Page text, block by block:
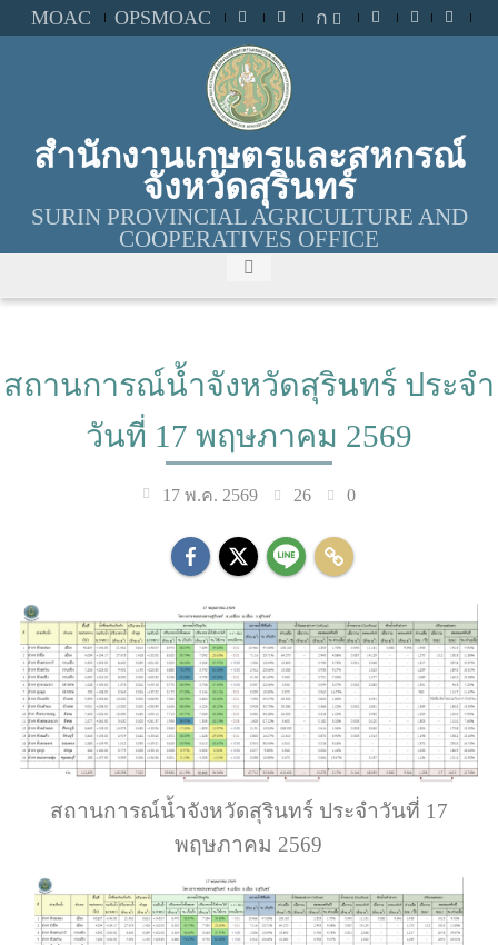
MOAC OPSMOAC ก
สำนักงานเกษตรและสหกรณ์
จังหวัดสุรินทร์
SURIN PROVINCIAL AGRICULTURE AND
COOPERATIVES OFFICE
สถานการณ์น้ำจังหวัดสุรินทร์ ประจำ
วันที่ 17 พฤษภาคม 2569
17 พ.ค. 2569 26 0
สถานการณ์น้ำจังหวัดสุรินทร์ ประจำวันที่ 17
พฤษภาคม 2569